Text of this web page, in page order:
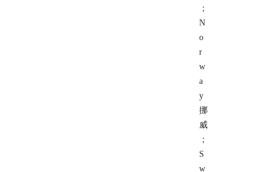
；
N
o
r
w
a
y
挪
威
；
S
w